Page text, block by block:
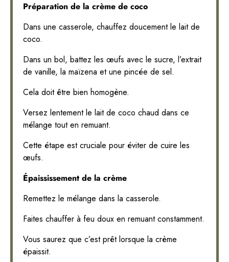
Préparation de la crème de coco
Dans une casserole, chauffez doucement le lait de
coco.
Dans un bol, battez les œufs avec le sucre, l’extrait
de vanille, la maïzena et une pincée de sel.
Cela doit être bien homogène.
Versez lentement le lait de coco chaud dans ce
mélange tout en remuant.
Cette étape est cruciale pour éviter de cuire les
œufs.
Épaississement de la crème
Remettez le mélange dans la casserole.
Faites chauffer à feu doux en remuant constamment.
Vous saurez que c’est prêt lorsque la crème
épaissit.